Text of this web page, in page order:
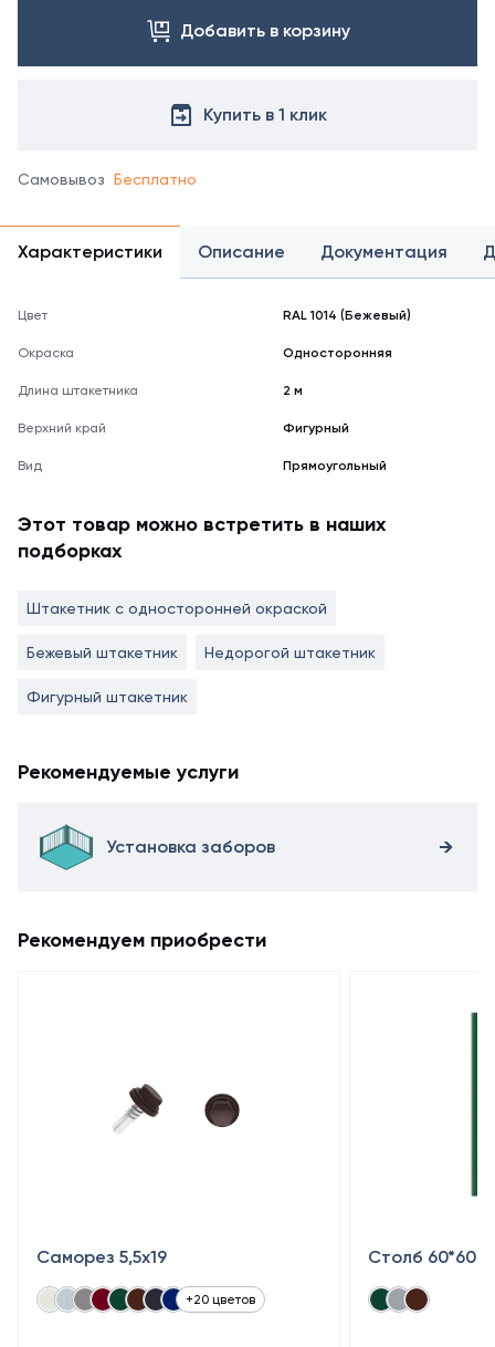
Добавить в корзину
Купить в 1 клик
Самовывоз Бесплатно
Характеристики Описание Документация
Цвет RAL 1014 (Бежевый)
Окраска Односторонняя
Длина штакетника 2 м
Верхний край Фигурный
Вид Прямоугольный
Этот товар можно встретить в наших
подборках
Штакетник с односторонней окраской
Бежевый штакетник Недорогой штакетник
Фигурный штакетник
Рекомендуемые услуги
Установка заборов
Рекомендуем приобрести
Саморез 5,5x19
+20 цветов
Столб 60*60